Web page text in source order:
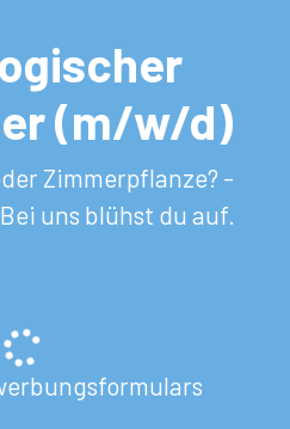
(m/w/d)
Zimmerpflanze? -
uns blühst du auf.